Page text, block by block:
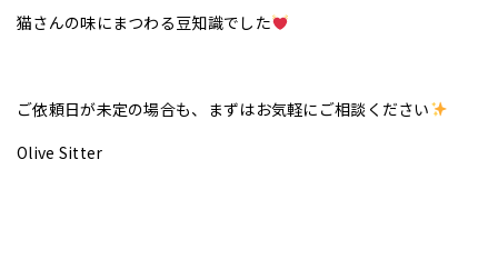
猫さんの味にまつわる豆知識でした
ご依頼日が未定の場合も、まずはお気軽にご相談ください
Olive Sitter